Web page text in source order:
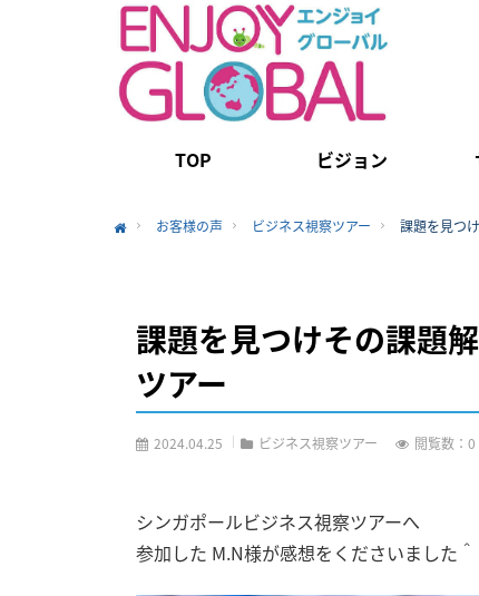
TOP ビジョン
お客様の声 ビジネス視察ツアー 課題を見つ
課題を見つけその課題
ツアー
2024.04.25 ビジネス視察ツアー 閲覧数：0
シンガポールビジネス視察ツアーへ
参加した M.N様が感想をくださいました＾